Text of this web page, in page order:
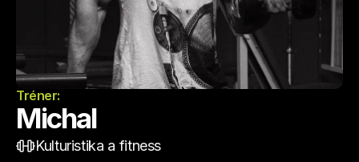
Tréner:
Michal
Kulturistika a fitness